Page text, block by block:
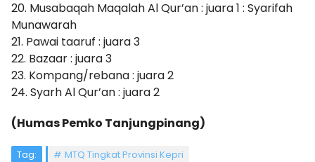
20. Musabaqah Maqalah Al Qur’an : juara 1 : Syarifah
Munawarah
21. Pawai taaruf : juara 3
22. Bazaar : juara 3
23. Kompang/rebana : juara 2
24. Syarh Al Qur’an : juara 2
(Humas Pemko Tanjungpinang)
Tag: MTQ Tingkat Provinsi Kepri